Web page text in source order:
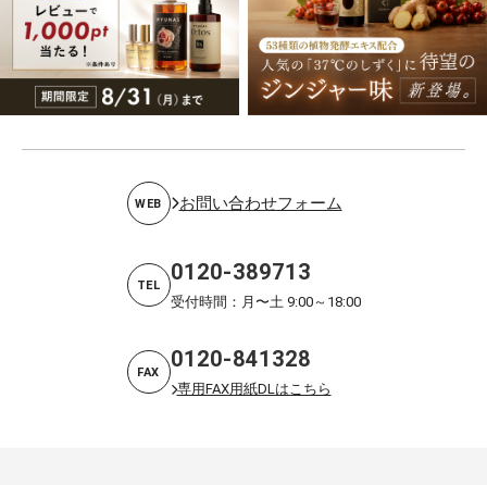
WEB お問い合わせフォーム
TEL 0120-389713
受付時間：月〜土 9:00～18:00
FAX 0120-841328
専用FAX用紙DLはこちら